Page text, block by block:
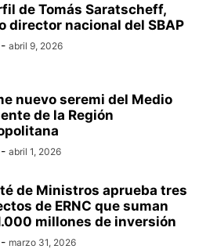
de Tomás Saratscheff,
director nacional del SBAP
- abril 9, 2026
nuevo seremi del Medio
de la Región
- abril 1, 2026
de Ministros aprueba tres
de ERNC que suman
millones de inversión
- marzo 31, 2026